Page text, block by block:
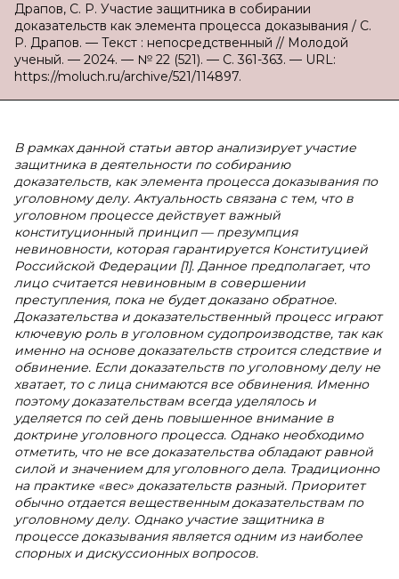
Драпов, С. Р. Участие защитника в собирании
доказательств как элемента процесса доказывания / С.
Р. Драпов. — Текст : непосредственный // Молодой
ученый. — 2024. — № 22 (521). — С. 361-363. — URL:
https://moluch.ru/archive/521/114897.
В рамках данной статьи автор анализирует участие
защитника в деятельности по собиранию
доказательств, как элемента процесса доказывания по
уголовному делу. Актуальность связана с тем, что в
уголовном процессе действует важный
конституционный принцип — презумпция
невиновности, которая гарантируется Конституцией
Российской Федерации [1]. Данное предполагает, что
лицо считается невиновным в совершении
преступления, пока не будет доказано обратное.
Доказательства и доказательственный процесс играют
ключевую роль в уголовном судопроизводстве, так как
именно на основе доказательств строится следствие и
обвинение. Если доказательств по уголовному делу не
хватает, то с лица снимаются все обвинения. Именно
поэтому доказательствам всегда уделялось и
уделяется по сей день повышенное внимание в
доктрине уголовного процесса. Однако необходимо
отметить, что не все доказательства обладают равной
силой и значением для уголовного дела. Традиционно
на практике «вес» доказательств разный. Приоритет
обычно отдается вещественным доказательствам по
уголовному делу. Однако участие защитника в
процессе доказывания является одним из наиболее
спорных и дискуссионных вопросов.